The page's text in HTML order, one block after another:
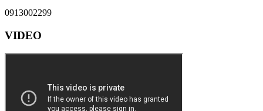
0913002299
VIDEO